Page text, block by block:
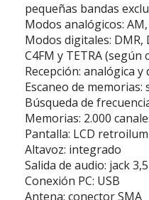
pequeñas bandas
Modos analógicos: AM,
Modos digitales: DMR,
C4FM y TETRA
Recepción: analógica y
Escaneo de memorias:
Búsqueda de
Memorias: 2.000
Pantalla: LCD
Altavoz: integrado
Salida de audio: jack
Conexión PC: USB
Antena: conector SMA